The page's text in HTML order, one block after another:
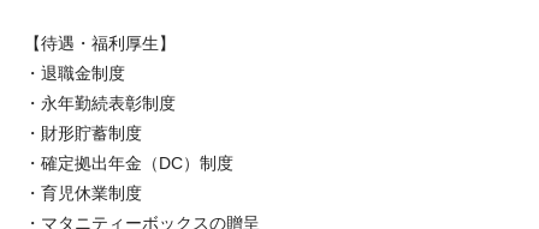
【待遇・福利厚生】
・退職金制度
・永年勤続表彰制度
・財形貯蓄制度
・確定拠出年金（DC）制度
・育児休業制度
・マタニティーボックスの贈呈